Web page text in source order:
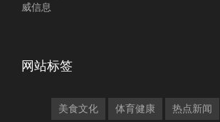
威信息
网站标签
美食文化 体育健康 热点新闻